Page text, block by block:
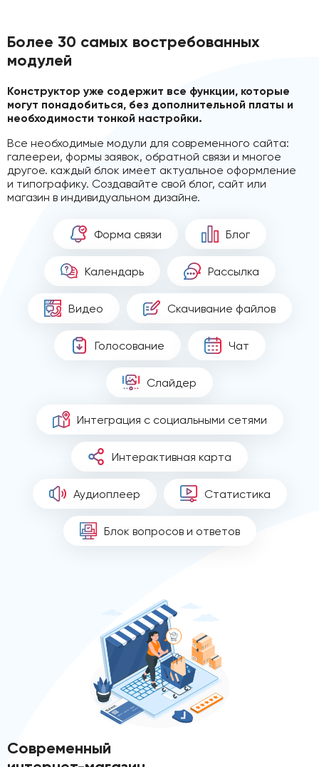
Более 30 самых востребованных
модулей
Конструктор уже содержит все функции, которые
могут понадобиться, без дополнительной платы и
необходимости тонкой настройки.
Все необходимые модули для современного сайта:
галеереи, формы заявок, обратной связи и многое
другое. каждый блок имеет актуальное оформление
и типографику. Создавайте свой блог, сайт или
магазин в индивидуальном дизайне.
Форма связи Блог
Календарь Рассылка
Видео Скачивание файлов
Голосование Чат
Слайдер
Интеграция с социальными сетями
Интерактивная карта
Аудиоплеер Статистика
Блок вопросов и ответов
Современный